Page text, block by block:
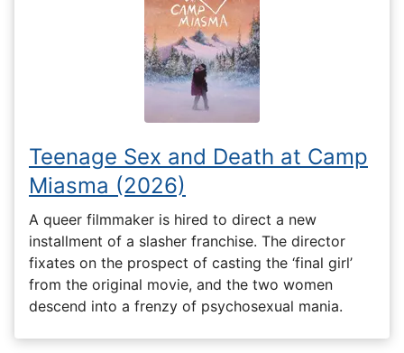
Teenage Sex and Death at Camp
Miasma (2026)
A queer filmmaker is hired to direct a new
installment of a slasher franchise. The director
fixates on the prospect of casting the ‘final girl’
from the original movie, and the two women
descend into a frenzy of psychosexual mania.